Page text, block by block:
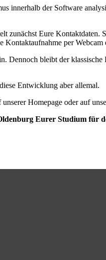
innerhalb der Software
Eure Kontaktdaten.
Kontaktaufnahme per Webcam
bleibt der
Entwicklung aber allemal.
Homepage oder auf
Eurer Studium für